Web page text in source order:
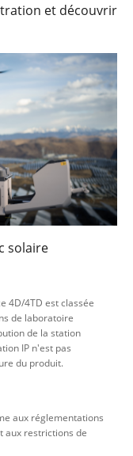
et découvrir
solaire
4D/4TD est classée
de laboratoire
de la station
IP n'est pas
du produit.
aux réglementations
aux restrictions de